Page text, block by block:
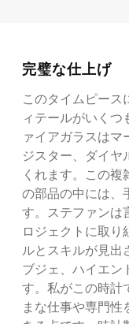
完璧な仕上げ
このタイムピース
ィテールがいくつ
ァイアガラスはマ
ジスター、ダイヤ
くれます。この複
の部品の中には、
す。ステファンは
ロジェクトに取り
ルとスキルが見出
ブジェ、ハイエン
す。私がこの時計
まな仕事や専門性